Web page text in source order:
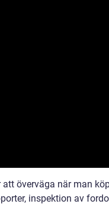
överväga när man
inspektion av